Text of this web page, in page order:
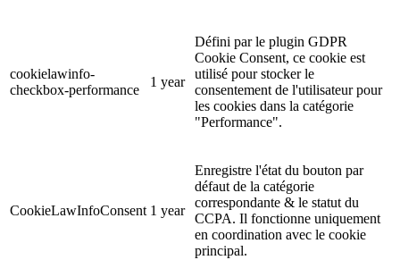
cookielawinfo-
checkbox-performance
1 year
Défini par le plugin GDPR
Cookie Consent, ce cookie est
utilisé pour stocker le
consentement de l'utilisateur pour
les cookies dans la catégorie
"Performance".
CookieLawInfoConsent 1 year
Enregistre l'état du bouton par
défaut de la catégorie
correspondante & le statut du
CCPA. Il fonctionne uniquement
en coordination avec le cookie
principal.